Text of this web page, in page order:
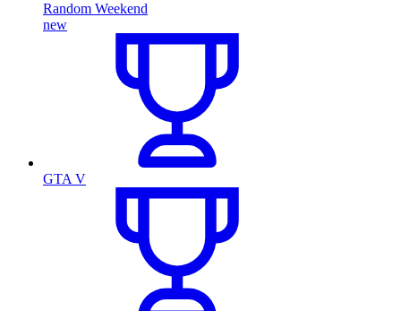
Random Weekend
new
GTA V